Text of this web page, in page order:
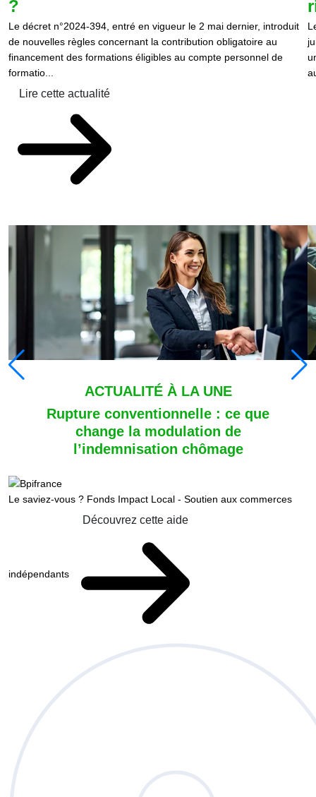
?
Le décret n°2024-394, entré en vigueur le 2 mai dernier, introduit
de nouvelles règles concernant la contribution obligatoire au
financement des formations éligibles au compte personnel de
formatio...
Lire cette actualité
ACTUALITÉ À LA UNE
Rupture conventionnelle : ce que
change la modulation de
l’indemnisation chômage
Le saviez-vous ? Fonds Impact Local - Soutien aux commerces
indépendants
Découvrez cette aide